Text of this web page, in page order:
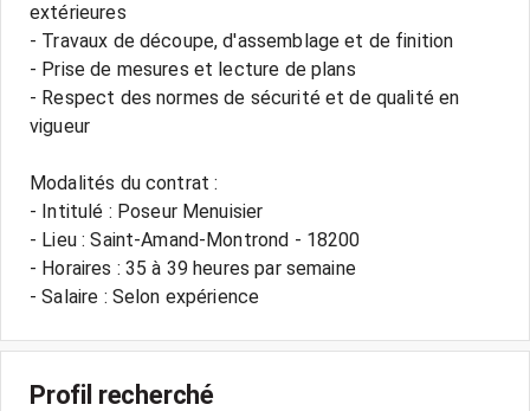
extérieures
- Travaux de découpe, d'assemblage et de finition
- Prise de mesures et lecture de plans
- Respect des normes de sécurité et de qualité en
vigueur
Modalités du contrat :
- Intitulé : Poseur Menuisier
- Lieu : Saint-Amand-Montrond - 18200
- Horaires : 35 à 39 heures par semaine
- Salaire : Selon expérience
Profil recherché